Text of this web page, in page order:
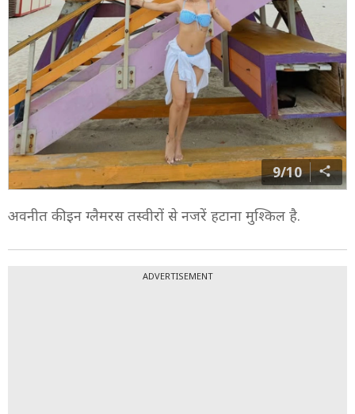
9/10
अवनीत की इन ग्लैमरस तस्वीरों से नजरें हटाना मुश्किल है.
ADVERTISEMENT